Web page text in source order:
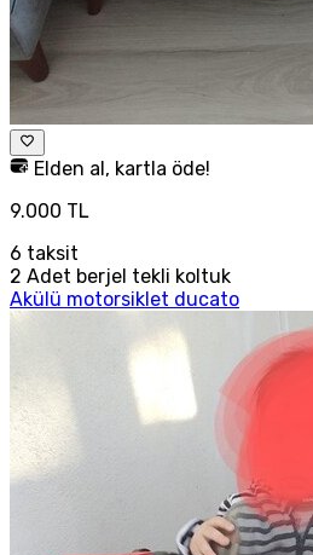
Elden al, kartla öde!
9.000 TL
6 taksit
2 Adet berjel tekli koltuk
Akülü motorsiklet ducato